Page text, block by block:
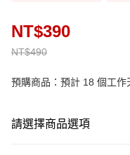
NT$490
NT$390
預購商品：預計 18 個工作
請選擇商品選項